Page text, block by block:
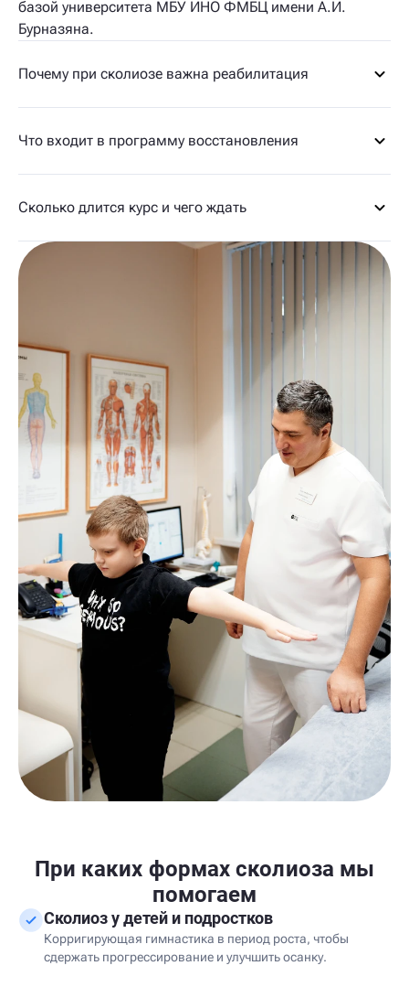
базой университета МБУ ИНО ФМБЦ имени А.И.
Бурназяна.
Почему при сколиозе важна реабилитация
Что входит в программу восстановления
Сколько длится курс и чего ждать
При каких формах сколиоза мы
помогаем
Сколиоз у детей и подростков
Корригирующая гимнастика в период роста, чтобы
сдержать прогрессирование и улучшить осанку.